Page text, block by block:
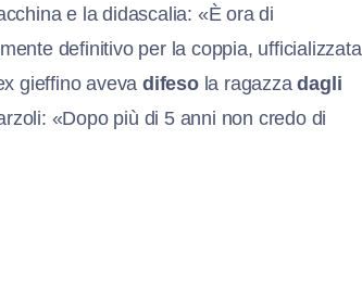
e la didascalia: «È ora di
definitivo per la coppia, ufficializzata
gieffino avevadifesola ragazzadagli
«Dopo più di 5 anni non credo di